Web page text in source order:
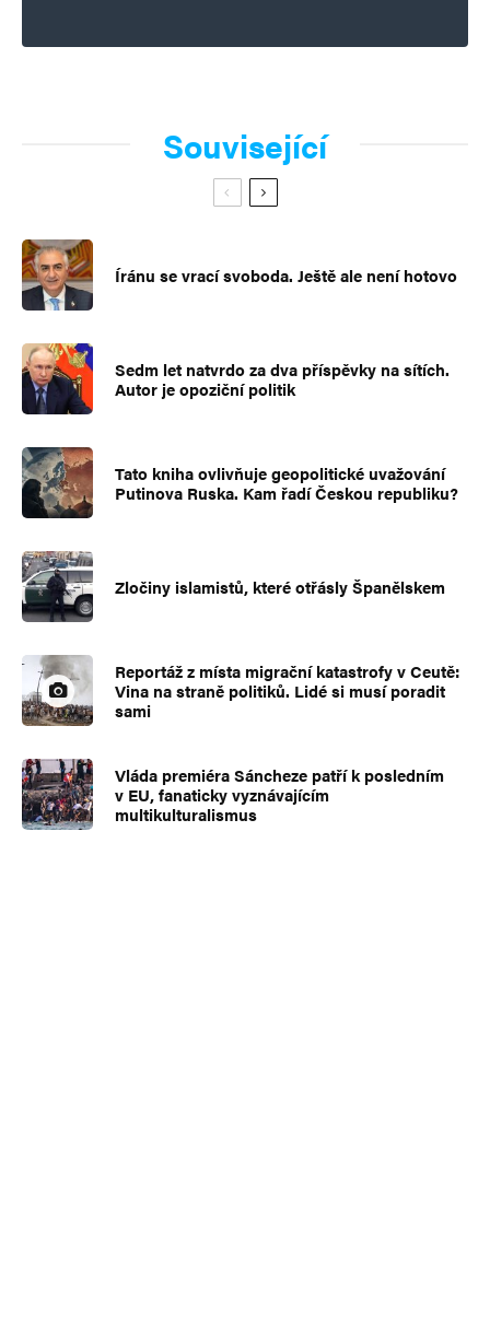
Související
Íránu se vrací svoboda. Ještě ale není hotovo
Sedm let natvrdo za dva příspěvky na sítích.
Autor je opoziční politik
Tato kniha ovlivňuje geopolitické uvažování
Putinova Ruska. Kam řadí Českou republiku?
Zločiny islamistů, které otřásly Španělskem
Reportáž z místa migrační katastrofy v Ceutě:
Vina na straně politiků. Lidé si musí poradit
sami
Vláda premiéra Sáncheze patří k posledním
v EU, fanaticky vyznávajícím
multikulturalismus